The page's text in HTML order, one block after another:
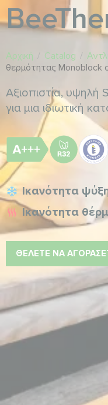
Αρχική / Catalog /
θερμότητας Monoblock
Αξιοπιστία, υψηλή
για μια ιδιωτική
Ικανότητα
Ικανότητα
ΘΈΛΕΤΕ ΝΑ